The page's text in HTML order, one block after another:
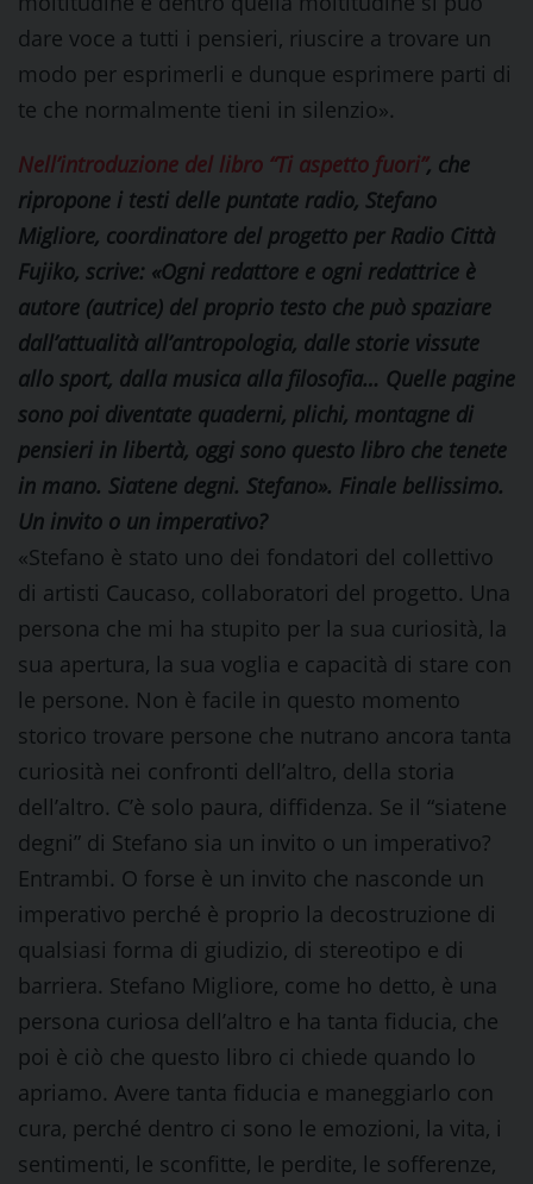
dare voce a tutti i pensieri, riuscire a trovare un
modo per esprimerli e dunque esprimere parti di
te che normalmente tieni in silenzio».
Nell’introduzione del libro “Ti aspetto fuori”, che
ripropone i testi delle puntate radio, Stefano
Migliore, coordinatore del progetto per Radio Città
Fujiko, scrive: «Ogni redattore e ogni redattrice è
autore (autrice) del proprio testo che può spaziare
dall’attualità all’antropologia, dalle storie vissute
allo sport, dalla musica alla filosofia… Quelle pagine
sono poi diventate quaderni, plichi, montagne di
pensieri in libertà, oggi sono questo libro che tenete
in mano. Siatene degni. Stefano». Finale bellissimo.
Un invito o un imperativo?
«Stefano è stato uno dei fondatori del collettivo
di artisti Caucaso, collaboratori del progetto. Una
persona che mi ha stupito per la sua curiosità, la
sua apertura, la sua voglia e capacità di stare con
le persone. Non è facile in questo momento
storico trovare persone che nutrano ancora tanta
curiosità nei confronti dell’altro, della storia
dell’altro. C’è solo paura, diffidenza. Se il “siatene
degni” di Stefano sia un invito o un imperativo?
Entrambi. O forse è un invito che nasconde un
imperativo perché è proprio la decostruzione di
qualsiasi forma di giudizio, di stereotipo e di
barriera. Stefano Migliore, come ho detto, è una
persona curiosa dell’altro e ha tanta fiducia, che
poi è ciò che questo libro ci chiede quando lo
apriamo. Avere tanta fiducia e maneggiarlo con
cura, perché dentro ci sono le emozioni, la vita, i
sentimenti, le sconfitte, le perdite, le sofferenze,